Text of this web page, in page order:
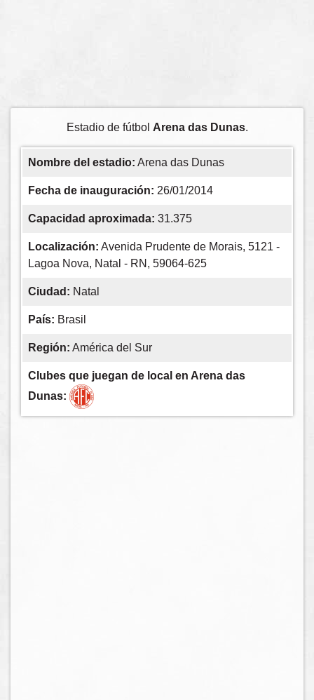
Estadio de fútbol Arena das Dunas.
Nombre del estadio: Arena das Dunas
Fecha de inauguración: 26/01/2014
Capacidad aproximada: 31.375
Localización: Avenida Prudente de Morais, 5121 -
Lagoa Nova, Natal - RN, 59064-625
Ciudad: Natal
País: Brasil
Región: América del Sur
Clubes que juegan de local en Arena das
Dunas: